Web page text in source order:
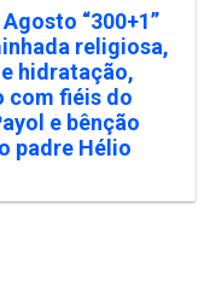
“300+1”
religiosa,
hidratação,
com fiéis do
e bênção
padre Hélio